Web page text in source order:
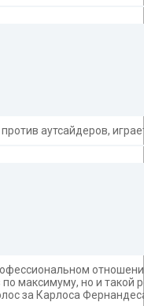
аутсайдеров,
максимуму, но и такой
за Карлоса